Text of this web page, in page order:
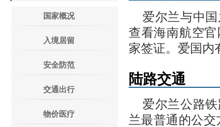
国家概况
入境居留
安全防范
交通出行
物价医疗
爱尔兰与中
查看海南航空
家签证。爱国内
陆路交通
爱尔兰公路
兰最普通的公